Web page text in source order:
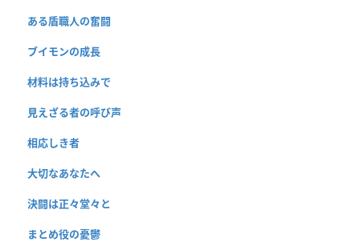
ある盾職人の奮闘
ブイモンの成長
材料は持ち込みで
見えざる者の呼び声
相応しき者
大切なあなたへ
決闘は正々堂々と
まとめ役の憂鬱